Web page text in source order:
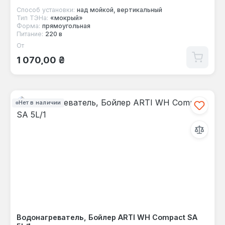
Способ установки: над мойкой, вертикальный
Тип ТЭНа: «мокрый»
Форма: прямоугольная
Питание: 220 в
Обычная цена:
От
1 070,00 ₴
Нет в наличии
Водонагреватель, Бойлер ARTI WH Compact SA